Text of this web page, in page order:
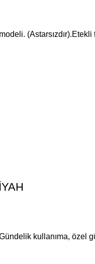
kullanıma,